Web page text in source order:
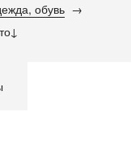
обувь